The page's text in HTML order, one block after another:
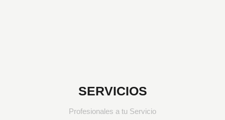
Supervisamos
SERVICIOS
Profesionales a tu Servicio